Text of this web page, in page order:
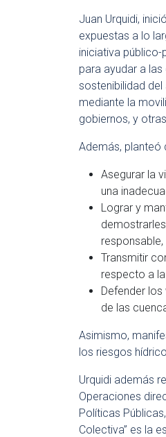
Juan Urquidi,
expuestas a lo
iniciativa público-
para ayudar a
sostenibilidad
mediante la
gobiernos, y
Además, planteó
Asegurar la
una
Lograr y
Transmitir
respecto a
Defender
de las
Asimismo,
los riesgos
Urquidi además
Operaciones
Políticas
Colectiva” es la